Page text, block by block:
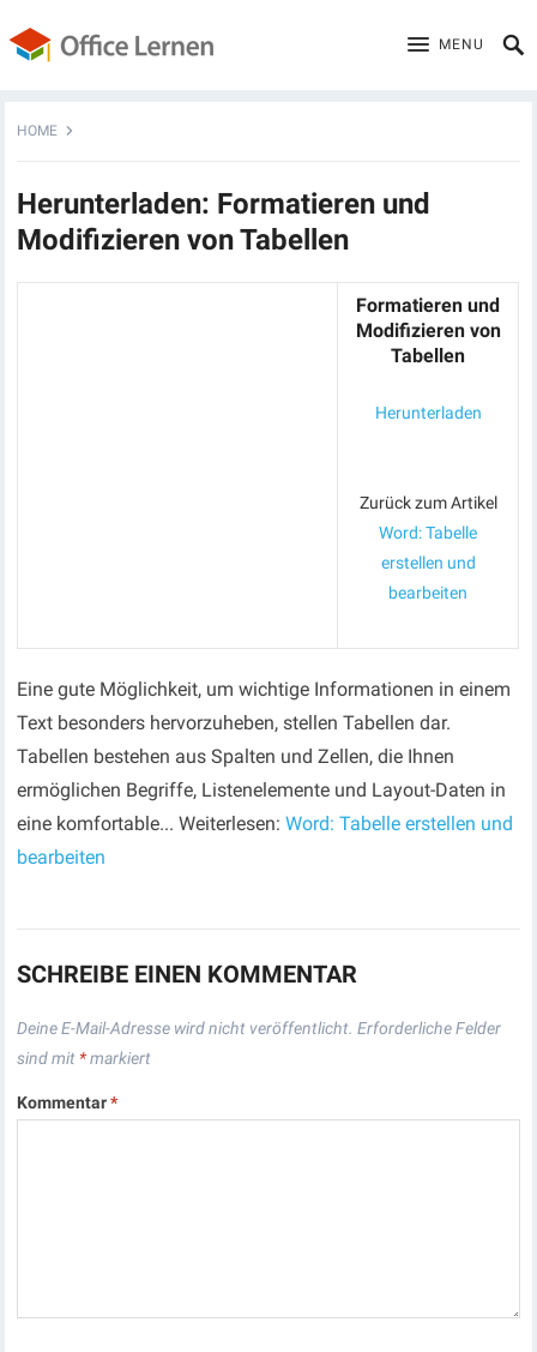
MENU
HOME
Herunterladen: Formatieren und
Modifizieren von Tabellen
Formatieren und
Modifizieren von
Tabellen
Herunterladen
Zurück zum Artikel
Word: Tabelle
erstellen und
bearbeiten
Eine gute Möglichkeit, um wichtige Informationen in einem
Text besonders hervorzuheben, stellen Tabellen dar.
Tabellen bestehen aus Spalten und Zellen, die Ihnen
ermöglichen Begriffe, Listenelemente und Layout-Daten in
eine komfortable... Weiterlesen:Word: Tabelle erstellen und
bearbeiten
SCHREIBE EINEN KOMMENTAR
Deine E-Mail-Adresse wird nicht veröffentlicht. Erforderliche Felder
sind mit *markiert
Kommentar*